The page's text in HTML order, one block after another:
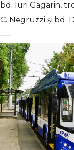
bd. Iuri Gagarin,
C. Negruzzi și bd.